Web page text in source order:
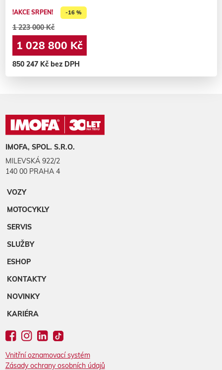
!AKCE SRPEN! -16 %
1 223 000 Kč
1 028 800 Kč
850 247 Kč bez DPH
IMOFA, SPOL. S.R.O.
MILEVSKÁ 922/2
140 00 PRAHA 4
VOZY
MOTOCYKLY
SERVIS
SLUŽBY
ESHOP
KONTAKTY
NOVINKY
KARIÉRA
Vnitřní oznamovací systém
Zásady ochrany osobních údajů